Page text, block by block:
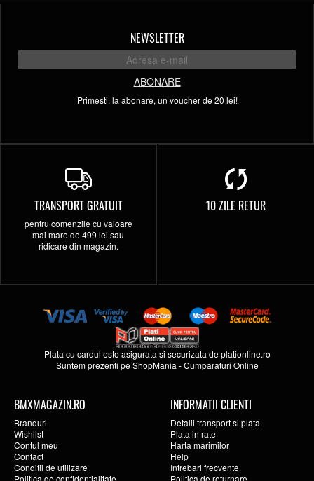
NEWSLETTER
ABONARE
Primesti, la abonare, un voucher de 20 lei!
TRANSPORT GRATUIT
pentru comenzile cu valoare
mai mare de 499 lei sau
ridicare din magazin.
10 ZILE RETUR
Plata cu cardul este asigurata si securizata deplationline.ro
Suntem prezenti peShopMania -Cumparaturi Online
BMXMAGAZIN.RO
Branduri
Wishlist
Contul meu
Contact
Conditii de utilizare
Politica de confidentialitate
INFORMATII CLIENTI
Detalii transport si plata
Plata in rate
Harta marimilor
Help
Intrebari frecvente
Politica de returnare